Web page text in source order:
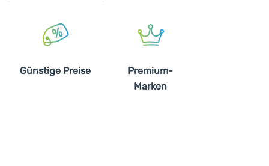
Günstige Preise
Premium-
Marken